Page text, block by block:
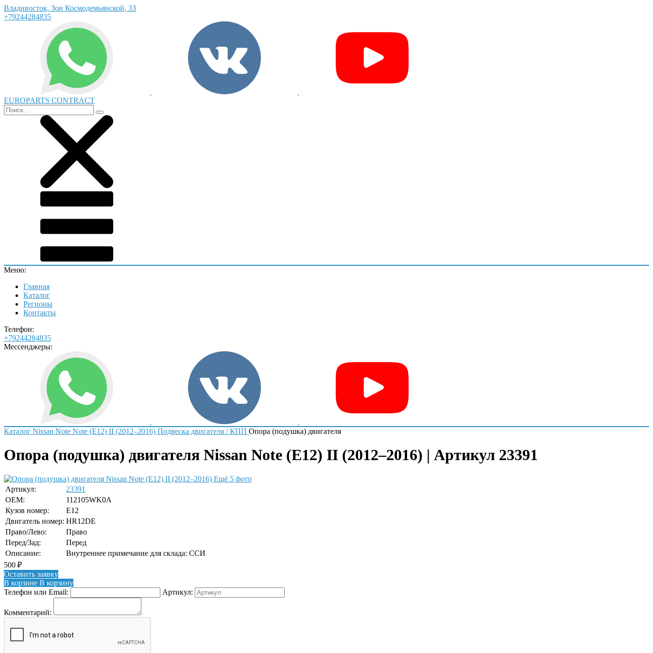
Владивосток, Зои Космодемьянской, 33
+79244284835
EUROPARTS CONTRACT
Меню:
Главная
Каталог
Регионы
Контакты
Телефон:
+79244284835
Мессенджеры:
Каталог Nissan Note Note (E12) II (2012–2016) Подвеска двигателя / КПП Опора (подушка) двигателя
Опора (подушка) двигателя Nissan Note (E12) II (2012–2016) | Артикул 23391
Ещё 5 фото
Артикул:
23391
OEM:
112105WK0A
Кузов номер:
E12
Двигатель номер: HR12DE
Право/Лево:
Право
Перед/Зад:
Перед
Описание:
Внутреннее примечание для склада: ССИ
500 ₽
Оставить заявку
В корзине В корзину
Телефон или Email:
Артикул:
Комментарий: